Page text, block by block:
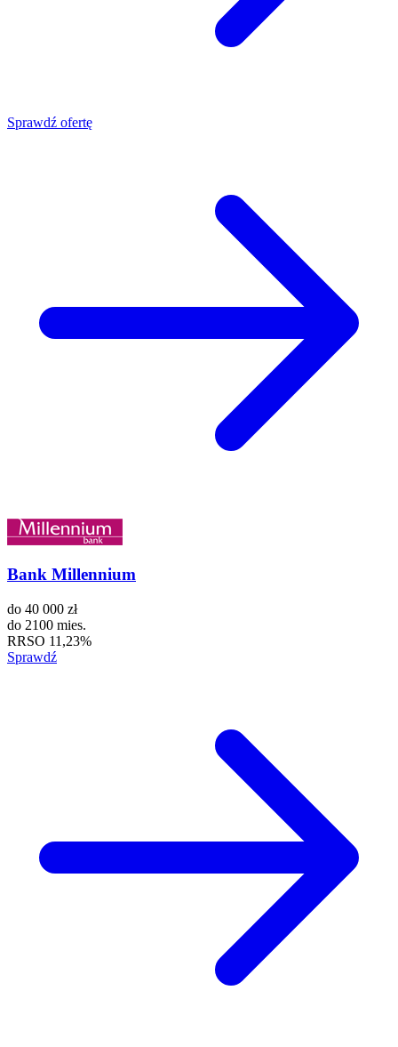
Sprawdź ofertę
Bank Millennium
do 40 000 zł
do 2100 mies.
RRSO 11,23%
Sprawdź